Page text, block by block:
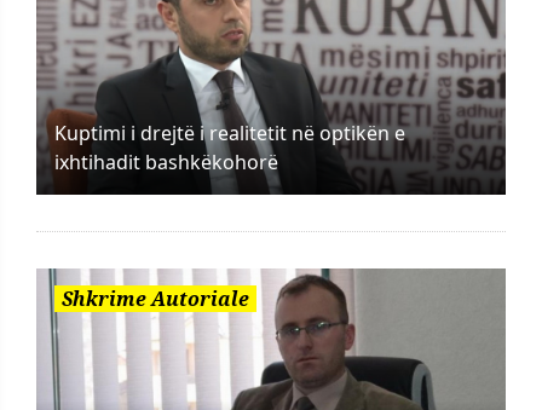
Kuptimi i drejtë i realitetit në optikën e
ixhtihadit bashkëkohorë
Shkrime Autoriale